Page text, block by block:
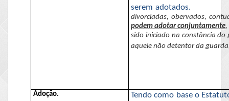
serem adotados.
divorciadas,obervados,
podem adotar conjuntamente,
sido iniciado na constância do
aquele não detentor da
Adoção.
Tendo como base o